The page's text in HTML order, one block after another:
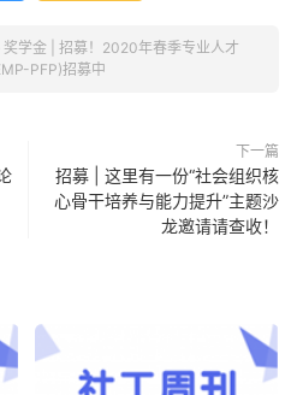
奖学金 | 招募！2020年春季专业人才
PFP)招募中
下一篇
招募 | 这里有一份“社会组织核
心骨干培养与能力提升”主题沙
龙邀请请查收！